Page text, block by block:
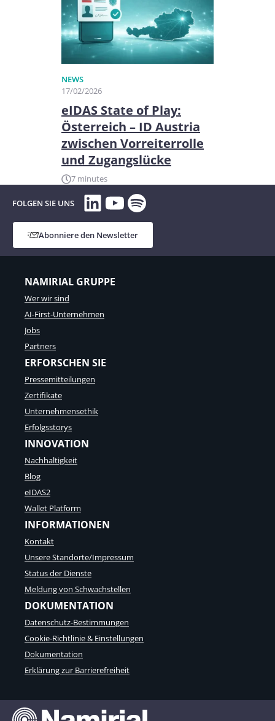
NEWS
17/02/2026
eIDAS State of Play:
Österreich – ID Austria
zwischen Vorreiterrolle
und Zugangslücke
7 minutes
FOLGEN SIE UNS LinkedIn
YouTube
Spotify
Abonniere den Newsletter
NAMIRIAL GRUPPE
Wer wir sind
AI-First-Unternehmen
Jobs
Partners
ERFORSCHEN SIE
Pressemitteilungen
Zertifikate
Unternehmensethik
Erfolgsstorys
INNOVATION
Nachhaltigkeit
Blog
eIDAS2
Wallet Platform
INFORMATIONEN
Kontakt
Unsere Standorte/Impressum
Status der Dienste
Meldung von Schwachstellen
DOKUMENTATION
Datenschutz-Bestimmungen
Cookie-Richtlinie & Einstellungen
Dokumentation
Erklärung zur Barrierefreiheit